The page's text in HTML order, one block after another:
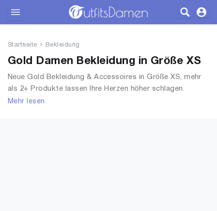
Bekleidung
Wäsche
Schuhe
Startseite Bekleidung
Gold Damen Bekleidung in Größe XS
Neue Gold Bekleidung & Accessoires in Größe XS, mehr
als 2+ Produkte lassen Ihre Herzen höher schlagen.
Entdecken Sie unsere Auswahl an Tops, T-Shirts,
Mehr lesen